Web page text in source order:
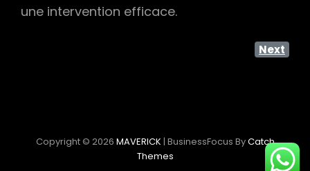
une intervention efficace.
Next
Copyright © 2026 MAVERICK | BusinessFocus ByCatch
Themes